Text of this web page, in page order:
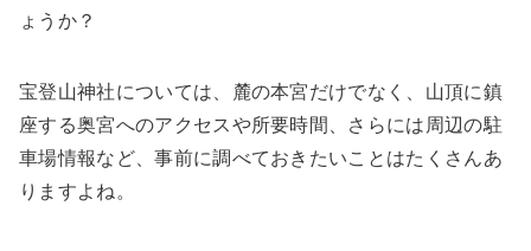
ょうか？
宝登山神社については、麓の本宮だけでなく、山頂に鎮
座する奥宮へのアクセスや所要時間、さらには周辺の駐
車場情報など、事前に調べておきたいことはたくさんあ
りますよね。